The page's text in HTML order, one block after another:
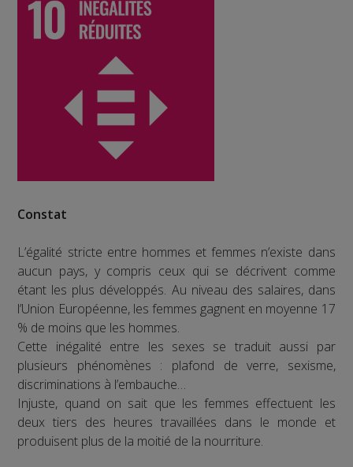
Constat
L’égalité stricte entre hommes et femmes n’existe dans
aucun pays, y compris ceux qui se décrivent comme
étant les plus développés. Au niveau des salaires, dans
l’Union Européenne, les femmes gagnent en moyenne 17
% de moins que les hommes.
Cette inégalité entre les sexes se traduit aussi par
plusieurs phénomènes : plafond de verre, sexisme,
discriminations à l’embauche…
Injuste, quand on sait que les femmes effectuent les
deux tiers des heures travaillées dans le monde et
produisent plus de la moitié de la nourriture.